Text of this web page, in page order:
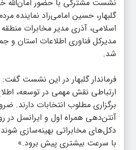
نشست مشترکی با حضور امان‌الله
گلبهار، حسین امامی‌راد نماینده
اسلامی، آذری مدیر مخابرات
مدیرکل فناوری اطلاعات استان و
شد.
فرماندار گلبهار در این نشست
ارتباطی نقش مهمی در توسعه،
برگزاری مطلوب انتخابات دارند.
آنتن‌دهی همراه اول و ایرانسل در
دکل‌های مخابراتی بهینه‌سازی
با سرعت بیشتری پیش برود.»